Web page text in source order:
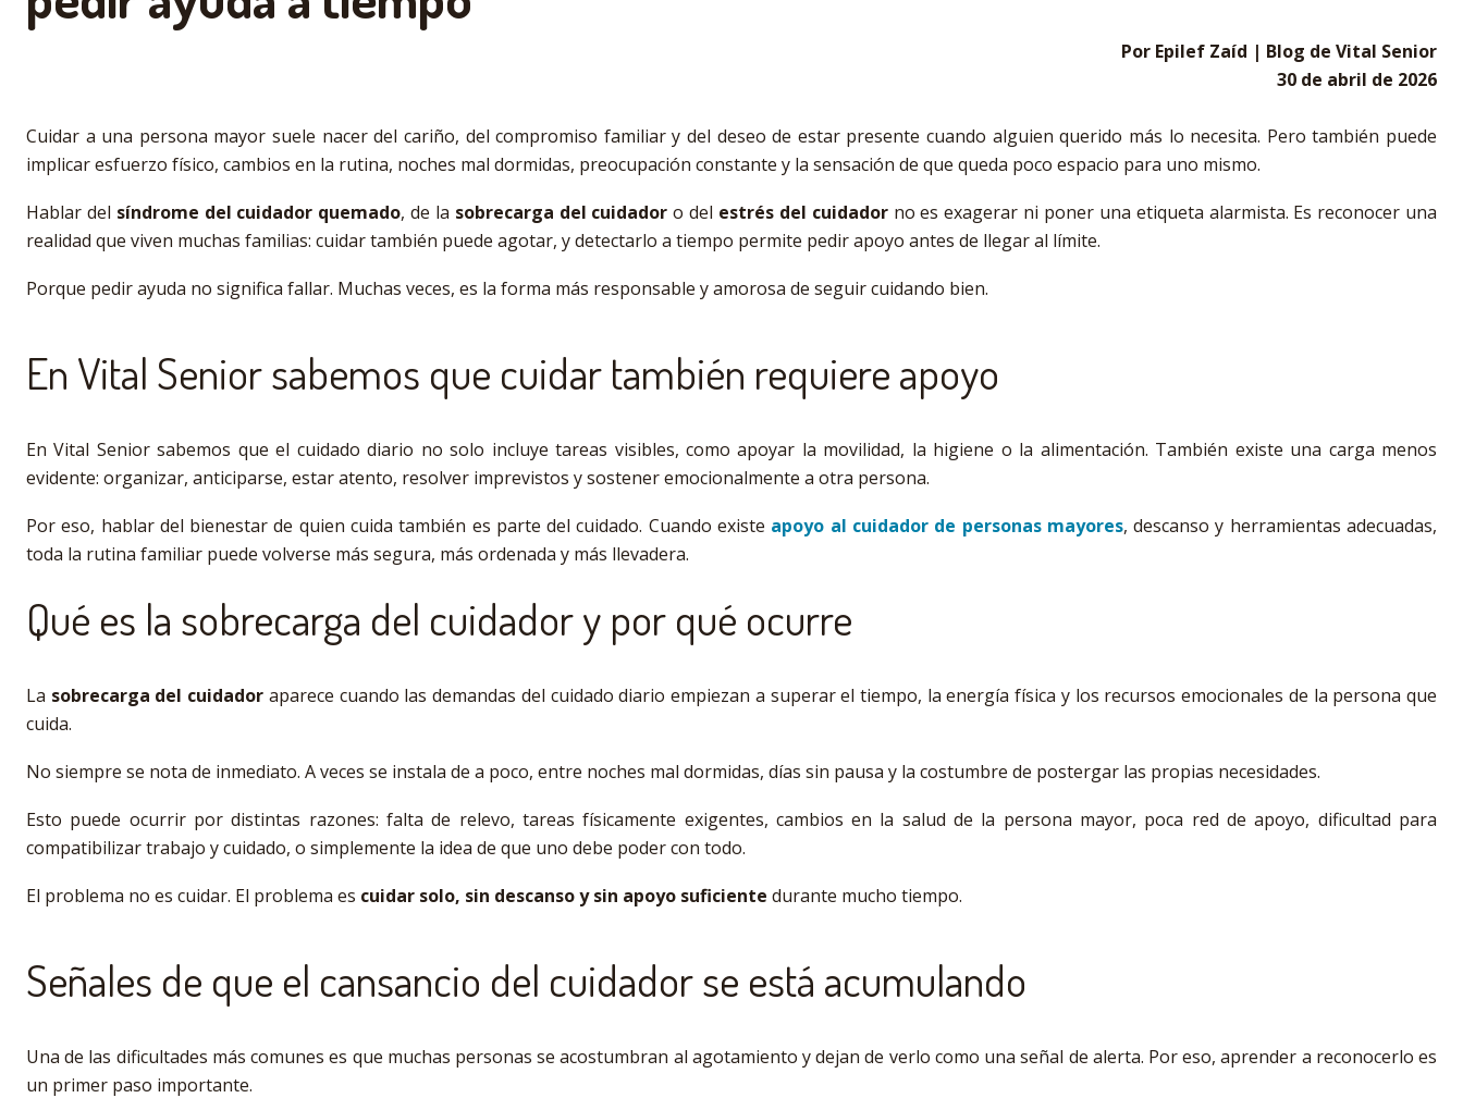
Por Epilef Zaíd | Blog de Vital Senior
30 de abril de 2026
Cuidar a una persona mayor suele nacer del cariño, del compromiso familiar y del deseo de estar presente cuando alguien querido más lo necesita. Pero también puede
implicar esfuerzo físico, cambios en la rutina, noches mal dormidas, preocupación constante y la sensación de que queda poco espacio para uno mismo.
Hablar del síndrome del cuidador quemado, de la sobrecarga del cuidador o del estrés del cuidadorno es exagerar ni poner una etiqueta alarmista. Es reconocer una
realidad que viven muchas familias: cuidar también puede agotar, y detectarlo a tiempo permite pedir apoyo antes de llegar al límite.
Porque pedir ayuda no significa fallar. Muchas veces, es la forma más responsable y amorosa de seguir cuidando bien.
En Vital Senior sabemos que cuidar también requiere apoyo
En Vital Senior sabemos que el cuidado diario no solo incluye tareas visibles, como apoyar la movilidad, la higiene o la alimentación. También existe una carga menos
evidente: organizar, anticiparse, estar atento, resolver imprevistos y sostener emocionalmente a otra persona.
Por eso, hablar del bienestar de quien cuida también es parte del cuidado. Cuando existe apoyo al cuidador de personas mayores, descanso y herramientas adecuadas,
toda la rutina familiar puede volverse más segura, más ordenada y más llevadera.
Qué es la sobrecarga del cuidador y por qué ocurre
La sobrecarga del cuidador aparece cuando las demandas del cuidado diario empiezan a superar el tiempo, la energía física y los recursos emocionales de la persona que
cuida.
No siempre se nota de inmediato. A veces se instala de a poco, entre noches mal dormidas, días sin pausa y la costumbre de postergar las propias necesidades.
Esto puede ocurrir por distintas razones: falta de relevo, tareas físicamente exigentes, cambios en la salud de la persona mayor, poca red de apoyo, dificultad para
compatibilizar trabajo y cuidado, o simplemente la idea de que uno debe poder con todo.
El problema no es cuidar. El problema es cuidar solo, sin descanso y sin apoyo suficiente durante mucho tiempo.
Señales de que el cansancio del cuidador se está acumulando
Una de las dificultades más comunes es que muchas personas se acostumbran al agotamiento y dejan de verlo como una señal de alerta. Por eso, aprender a reconocerlo es
un primer paso importante.